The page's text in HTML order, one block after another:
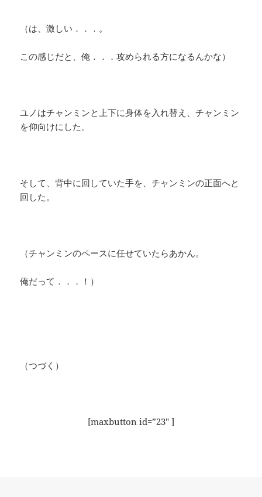
（は、激しい．．．。
この感じだと、俺．．．攻められる方になるんかな）
ユノはチャンミンと上下に身体を入れ替え、チャンミン
を仰向けにした。
そして、背中に回していた手を、チャンミンの正面へと
回した。
（チャンミンのペースに任せていたらあかん。
俺だって．．．！）
（つづく）
[maxbutton id=”23″ ]